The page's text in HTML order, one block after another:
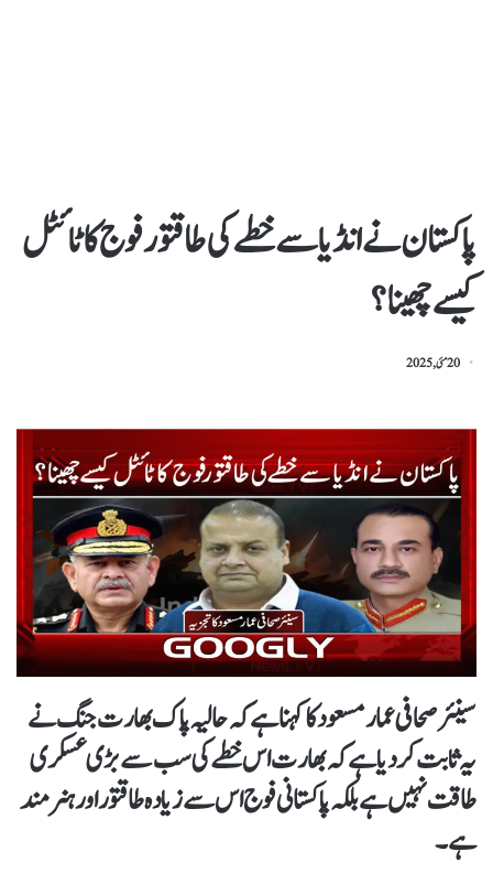
پاکستان نے انڈیا سے خطے کی طاقتور فوج کا ٹائٹل
کیسے چھینا؟
20 مئی, 2025
سینئر صحافی عمار مسعود کا کہنا ہے کہ حالیہ پاک بھارت جنگ نے
یہ ثابت کر دیا ہے کہ بھارت اس خطے کی سب سے بڑی عسکری
طاقت نہیں ہےبلکہ پاکستانی فوج اس سے زیادہ طاقتور اور ہنر مند
ہے۔